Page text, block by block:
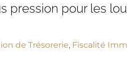
pression pour les
de Trésorerie, Fiscalité